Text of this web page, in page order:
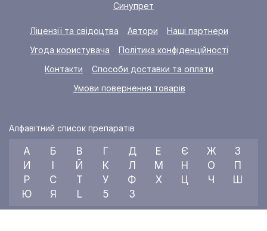
Синупрет
Ліцензії та свідоцтва Автори
Наші партнери
Угода користувача
Політика конфіденційності
Контакти
Способи доставки та оплати
Умови повернення товарів
Алфавітний список препаратів
А Б В Г Д Е Є Ж
З
И
Й К Л М Н О
П
Р
С Т У Ф Х Ц Ч
Ш
Ю
Я L 5 3